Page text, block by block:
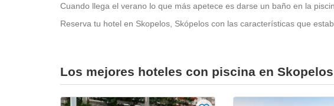
Cuando llega el verano lo que más apetece es darse un baño en la
Reserva tu hotel en Skopelos, Skópelos con las características que
Los mejores hoteles con piscina en Skopelos